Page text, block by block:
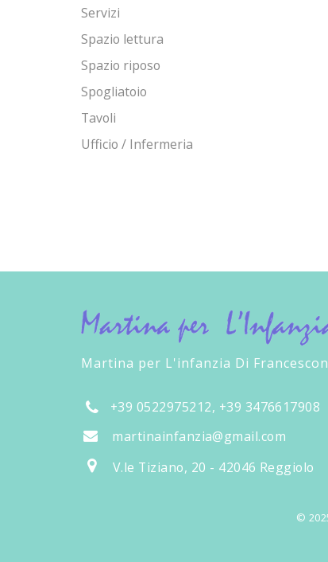
Servizi
Spazio lettura
Spazio riposo
Spogliatoio
Tavoli
Ufficio / Infermeria
Martina per L'infanzia Di
+39 0522975212, +39 3476617908
martinainfanzia@gmail.com
V.le Tiziano, 20 - 42046 Reggiolo
©